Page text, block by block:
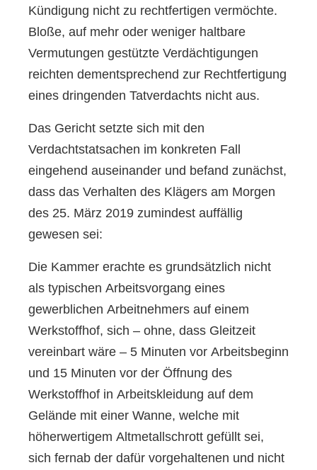
Kündigung nicht zu rechtfertigen vermöchte.
Bloße, auf mehr oder weniger haltbare
Vermutungen gestützte Verdächtigungen
reichten dementsprechend zur Rechtfertigung
eines dringenden Tatverdachts nicht aus.
Das Gericht setzte sich mit den
Verdachtstatsachen im konkreten Fall
eingehend auseinander und befand zunächst,
dass das Verhalten des Klägers am Morgen
des 25. März 2019 zumindest auffällig
gewesen sei:
Die Kammer erachte es grundsätzlich nicht
als typischen Arbeitsvorgang eines
gewerblichen Arbeitnehmers auf einem
Werkstoffhof, sich – ohne, dass Gleitzeit
vereinbart wäre – 5 Minuten vor Arbeitsbeginn
und 15 Minuten vor der Öffnung des
Werkstoffhof in Arbeitskleidung auf dem
Gelände mit einer Wanne, welche mit
höherwertigem Altmetallschrott gefüllt sei,
sich fernab der dafür vorgehaltenen und nicht